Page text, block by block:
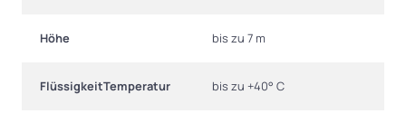
Höhe bis zu 7 m
FlüssigkeitTemperatur bis zu +40° C